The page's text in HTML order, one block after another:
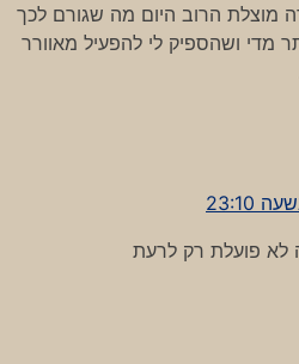
מוצלת הרוב היום מה שגורם לכך
מדי ושהספיק לי להפעיל מאוורר
פועלת רק לרעת